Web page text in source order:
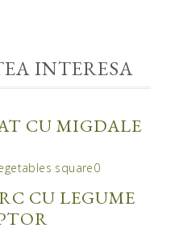
INTERESA
CU MIGDALE
CU LEGUME